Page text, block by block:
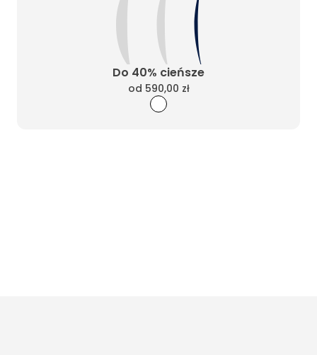
Do 40% cieńsze
od 590,00 zł